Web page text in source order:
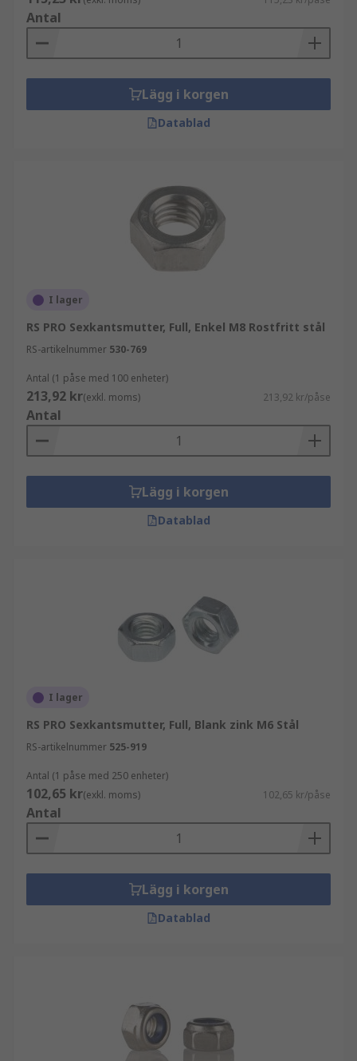
Antal
Lägg i korgen
Datablad
I lager
RS PRO Sexkantsmutter, Full, Enkel M8 Rostfritt stål
RS-artikelnummer 530-769
Antal (1 påse med 100 enheter)
213,92 kr(exkl. moms) 213,92 kr/påse
Antal
Lägg i korgen
Datablad
I lager
RS PRO Sexkantsmutter, Full, Blank zink M6 Stål
RS-artikelnummer 525-919
Antal (1 påse med 250 enheter)
102,65 kr(exkl. moms) 102,65 kr/påse
Antal
Lägg i korgen
Datablad